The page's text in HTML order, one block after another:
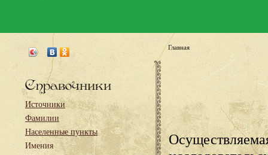
Справочники
Источники
Фамилии
Населенные пункты
Имения
Главная